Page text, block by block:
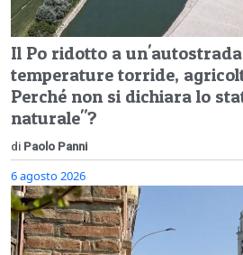
Il Po ridotto a
temperature torride,
Perché non si dichiara lo
naturale"?
di Paolo Panni
6 agosto 2026